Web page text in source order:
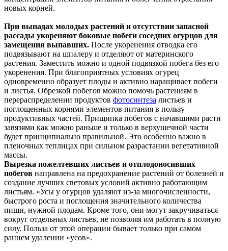
новых корней.
При выпадах молодых растений и отсутствии запасной
рассады укореняют боковые побеги соседних огурцов для
замещения выпавших. После укоренения отводка его
подвязывают на шпалеру и отделяют от материнского
растения. Заместить можно и одной подвязкой побега без его
укоренения. При благоприятных условиях огурец
одновременно образует плоды и активно наращивает побеги
и листья. Обрезкой побегов можно помочь растениям в
перераспределении продуктов фотосинтеза листьев и
поглощенных корнями элементов питания в пользу
продуктивных частей. Прищипка побегов с начавшими расти
завязями как можно раньше и только в верхушечной части
будет принципиально правильной. Это особенно важно в
пленочных теплицах при сильном разрастании вегетативной
массы.
Вырезка пожелтевших листьев и отплодоносивших
побегов направлена на предохранение растений от болезней и
создание лучших световых условий активно работающим
листьям. «Усы у огурцов удаляют из-за многочисленности,
быстрого роста и поглощения значительного количества
пищи, нужной плодам. Кроме того, они могут закручиваться
вокруг отдельных листьев, не позволяя им работать в полную
силу. Польза от этой операции бывает только при самом
раннем удалении «усов».